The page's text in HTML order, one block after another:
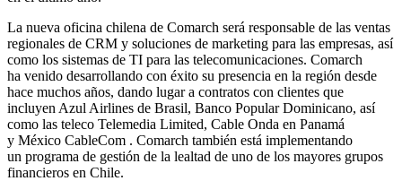
La nueva oficina chilena de Comarch será responsable de las ventas
regionales de CRM y soluciones de marketing para las empresas, así
como los sistemas de TI para las telecomunicaciones. Comarch
ha venido desarrollando con éxito su presencia en la región desde
hace muchos años, dando lugar a contratos con clientes que
incluyen Azul Airlines de Brasil, Banco Popular Dominicano, así
como las teleco Telemedia Limited, Cable Onda en Panamá
y México CableCom . Comarch también está implementando
un programa de gestión de la lealtad de uno de los mayores grupos
financieros en Chile.